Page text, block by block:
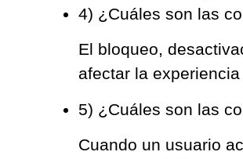
4) ¿Cuáles son las
El bloqueo,
afectar la
5) ¿Cuáles son las
Cuando un usuario